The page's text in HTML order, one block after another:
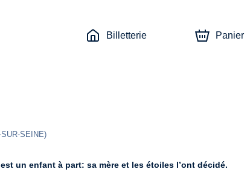
Billetterie Panier
SUR-SEINE)
un enfant à part: sa mère et les étoiles l’ont décidé.